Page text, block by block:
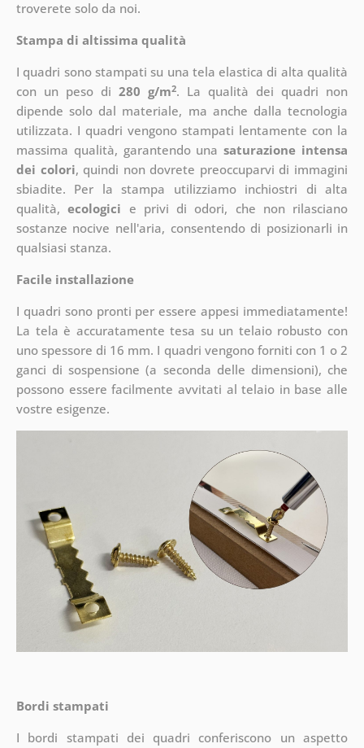
troverete solo da noi.
Stampa di altissima qualità
I quadri sono stampati su una tela elastica di alta qualità
con un peso di 280 g/m2. La qualità dei quadri non
dipende solo dal materiale, ma anche dalla tecnologia
utilizzata. I quadri vengono stampati lentamente con la
massima qualità, garantendo unasaturazione intensa
dei colori, quindi non dovrete preoccuparvi di immagini
sbiadite. Per la stampa utilizziamo inchiostri di alta
qualità,ecologici e privi di odori, che non rilasciano
sostanze nocive nell'aria, consentendo di posizionarli in
qualsiasi stanza.
Facile installazione
I quadri sono pronti per essere appesi immediatamente!
La tela è accuratamente tesa su un telaio robusto con
uno spessore di 16 mm. I quadri vengono forniti con 1 o 2
ganci di sospensione (a seconda delle dimensioni), che
possono essere facilmente avvitati al telaio in base alle
vostre esigenze.
Bordi stampati
I bordi stampati dei quadri conferiscono un aspetto